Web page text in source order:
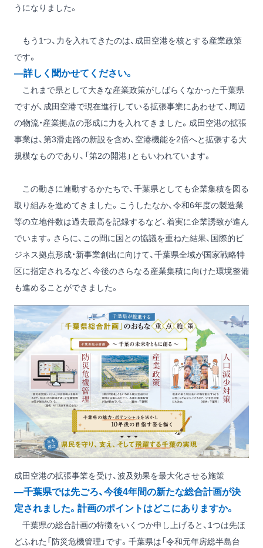
うになりました。
もう1つ、力を入れてきたのは、成田空港を核とする産業政策
です。
―詳しく聞かせてください。
これまで県として大きな産業政策がしばらくなかった千葉県
ですが、成田空港で現在進行している拡張事業にあわせて、周辺
の物流・産業拠点の形成に力を入れてきました。成田空港の拡張
事業は、第3滑走路の新設を含め、空港機能を2倍へと拡張する大
規模なものであり、「第2の開港」ともいわれています。
この動きに連動するかたちで、千葉県としても企業集積を図る
取り組みを進めてきました。こうしたなか、令和6年度の製造業
等の立地件数は過去最高を記録するなど、着実に企業誘致が進ん
でいます。さらに、この間に国との協議を重ねた結果、国際的ビ
ジネス拠点形成・新事業創出に向けて、千葉県全域が国家戦略特
区に指定されるなど、今後のさらなる産業集積に向けた環境整備
も進めることができました。
成田空港の拡張事業を受け、波及効果を最大化させる施策
―千葉県では先ごろ、今後4年間の新たな総合計画が決
定されました。計画のポイントはどこにありますか。
千葉県の総合計画の特徴をいくつか申し上げると、1つは先ほ
どふれた「防災危機管理」です。千葉県は「令和元年房総半島台